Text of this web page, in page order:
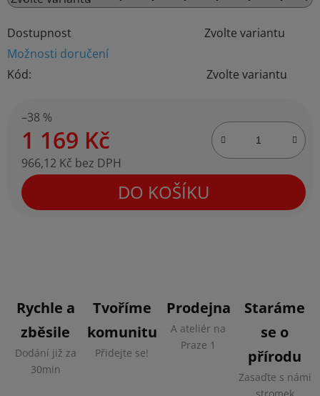
Dostupnost
Zvolte variantu
Možnosti doručení
Kód:
Zvolte variantu
–38 %
1 169 Kč
966,12 Kč bez DPH
Měrná cena:
DO KOŠÍKU
Rychle a
zběsile
Dodání již za
30min
Tvoříme
komunitu
Přidejte se!
Prodejna
A ateliér na
Praze 1
Staráme
se o
přírodu
Zasaďte s námi